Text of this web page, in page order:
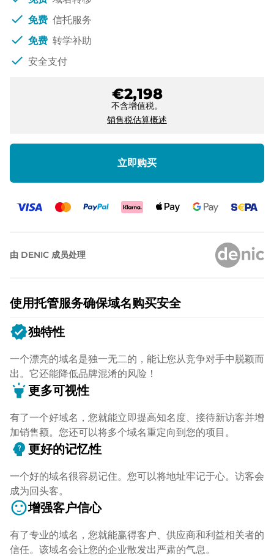
check 免费 信托服务
check 免费 转学补助
check 安全支付
€2,198
不含增值税。
销售税估算概述
立即购买
由 DENIC 成员处理
使用托管服务确保域名购买安全
verified独特性
一个漂亮的域名是独一无二的，能让您从竞争对手中脱颖而
出。它还能降低品牌混淆的风险！
highlight更多可视性
有了一个好域名，您就能立即提高知名度、接待新访客并增
加销售额。您还可以将多个域名重定向到您的项目。
psychology_alt 更好的记忆性
一个好的域名很容易记住。您可以将地址牢记于心。访客会
成为回头客。
sentiment_satisfied增强客户信心
有了专业的域名，您就能赢得客户、供应商和利益相关者的
信任。该域名会让您的企业散发出严肃的气息。